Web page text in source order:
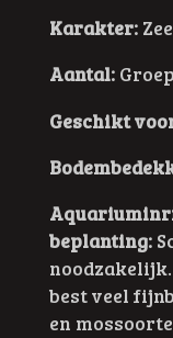
Karakter:
Aantal:
Geschikt
beplanting:
best veel f
en